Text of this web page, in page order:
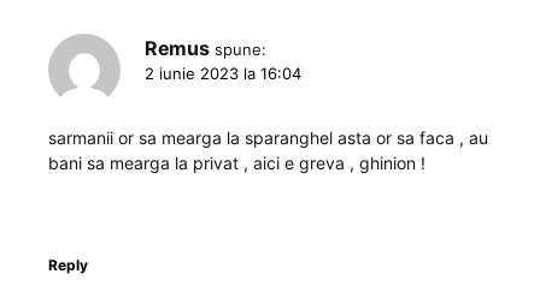
Remus spune:
2 iunie 2023 la 16:04
sarmanii or sa mearga la sparanghel asta or sa faca , au
bani sa mearga la privat , aici e greva , ghinion !
Reply